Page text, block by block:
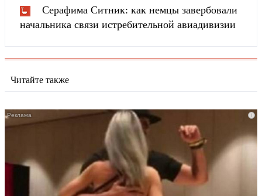
Серафима Ситник: как немцы завербовали
начальника связи истребительной авиадивизии
Читайте также
i